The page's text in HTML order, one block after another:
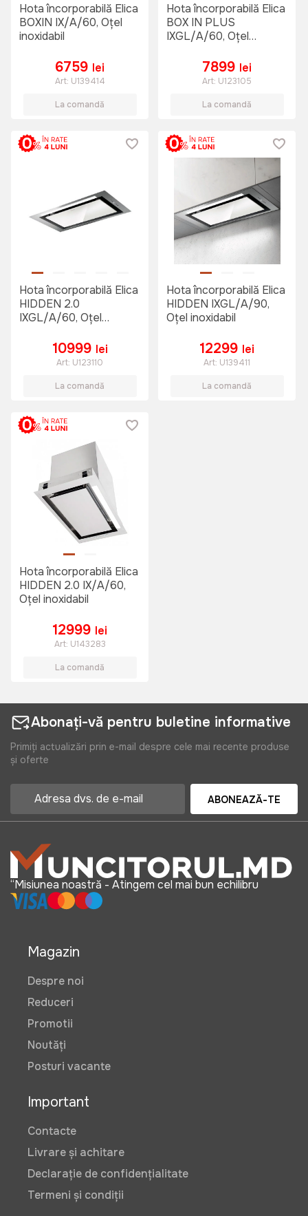
Hota încorporabilă Elica
BOXIN IX/A/60, Oțel
inoxidabil
6759 lei
Art: U139414
La comandă
Hota încorporabilă Elica
BOX IN PLUS
IXGL/A/60, Oțel
7899 lei
Art: U123105
La comandă
Hota încorporabilă Elica
HIDDEN 2.0
IXGL/A/60, Oțel
10999 lei
Art: U123110
La comandă
Hota încorporabilă Elica
HIDDEN IXGL/A/90,
Oțel inoxidabil
12299 lei
Art: U139411
La comandă
Hota încorporabilă Elica
HIDDEN 2.0 IX/A/60,
Oțel inoxidabil
12999 lei
Art: U143283
La comandă
Abonați-vă pentru buletine informative
Primiți actualizări prin e-mail despre cele mai recente produse
și oferte
ABONEAZĂ-TE
“Misiunea noastră - Atingem cel mai bun echilibru
Magazin
Despre noi
Reduceri
Promotii
Noutăți
Posturi vacante
Important
Contacte
Livrare și achitare
Declarație de confidențialitate
Termeni și condiții